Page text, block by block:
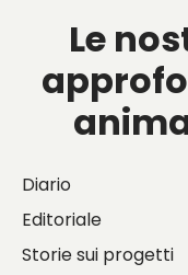
Le
Diario
Editoriale
Storie sui progetti